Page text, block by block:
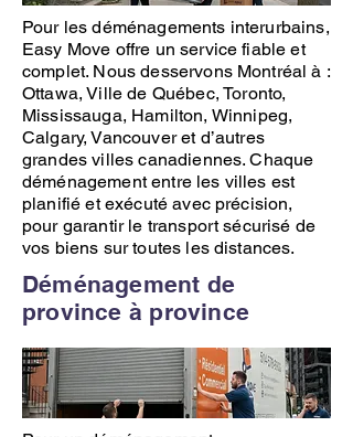
Pour les déménagements interurbains,
Easy Move offre un service fiable et
complet. Nous desservons Montréal à :
Ottawa,Ville de Québec,Toronto,
Mississauga, Hamilton, Winnipeg,
Calgary,Vancouveret d’autres
grandes villes canadiennes. Chaque
déménagemententre les villes est
planifié et exécuté avec précision,
pour garantir le transport sécurisé de
vos biens sur toutes les distances.
Déménagement de
province à province